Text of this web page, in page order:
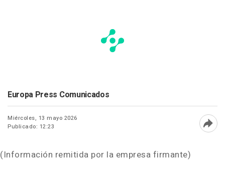
Europa Press Comunicados
Miércoles, 13 mayo 2026
Publicado: 12:23
(Información remitida por la empresa firmante)